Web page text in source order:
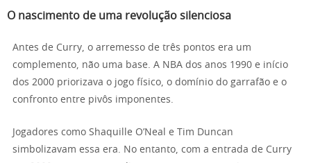
O nascimento de uma revolução silenciosa
Antes de Curry, o arremesso de três pontos era um
complemento, não uma base. A NBA dos anos 1990 e início
dos 2000 priorizava o jogo físico, o domínio do garrafão e o
confronto entre pivôs imponentes.
Jogadores como Shaquille O’Neal e Tim Duncan
simbolizavam essa era. No entanto, com a entrada de Curry